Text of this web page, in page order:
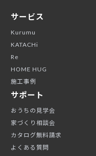
サービス
Kurumu
KATACHi
Re
HOME HUG
施工事例
サポート
おうちの見学会
家づくり相談会
カタログ無料請求
よくある質問